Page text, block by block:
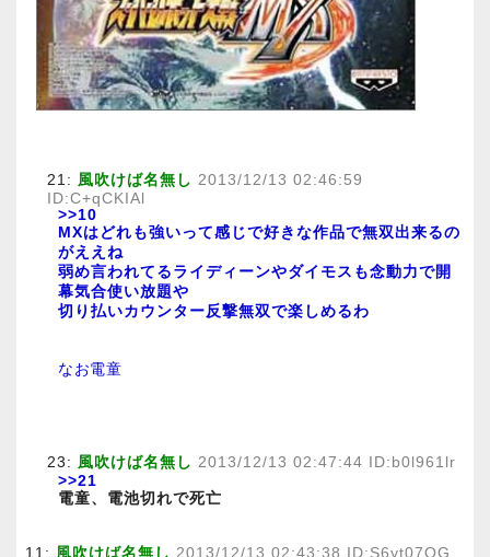
21: 風吹けば名無し 2013/12/13 02:46:59
ID:C+qCKIAl
>>10
MXはどれも強いって感じで好きな作品で無双出来るの
がええね
弱め言われてるライディーンやダイモスも念動力で開
幕気合使い放題や
切り払いカウンター反撃無双で楽しめるわ
なお電童
23: 風吹けば名無し 2013/12/13 02:47:44 ID:b0l961lr
>>21
電童、電池切れで死亡
11: 風吹けば名無し 2013/12/13 02:43:38 ID:S6yt07QG